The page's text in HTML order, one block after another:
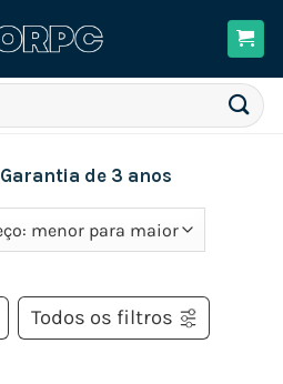
Garantia de 3 anos
Todos os filtros